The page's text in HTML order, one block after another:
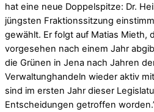
hat eine neue Doppelspitze: Dr.
jüngsten Fraktionssitzung
gewählt. Er folgt auf Matias Mieth,
vorgesehen nach einem Jahr
die Grünen in Jena nach Jahren
Verwaltunghandeln wieder aktiv
sind im ersten Jahr dieser
Entscheidungen getroffen